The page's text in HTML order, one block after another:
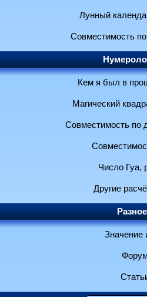
Лунный
Совместимость
Кем я был в
Магический
Совместимость по
Число Гуа,
Другие
Разное
Значение